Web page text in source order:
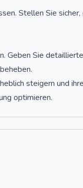
Stellen Sie sicher,
Geben Sie detaillierte
steigern und ihre
optimieren.